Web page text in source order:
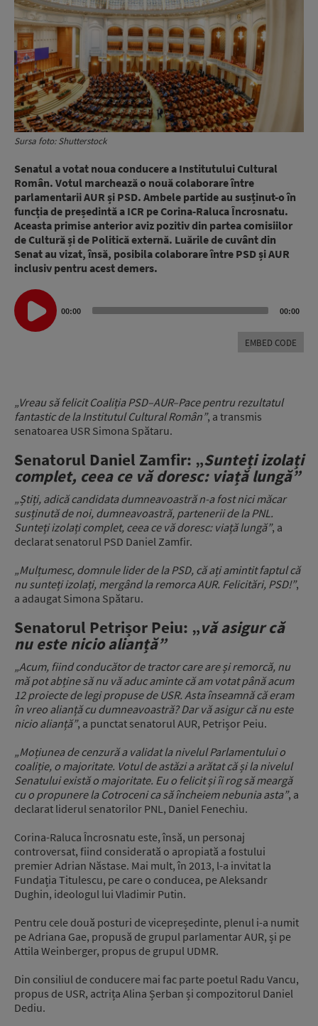
Sursa foto: Shutterstock
Senatul a votat noua conducere a Institutului Cultural
Român. Votul marchează o nouă colaborare între
parlamentarii AUR și PSD. Ambele partide au susținut-o în
funcția de președintă a ICR pe Corina-Raluca Încrosnatu.
Aceasta primise anterior aviz pozitiv din partea comisiilor
de Cultură și de Politică externă. Luările de cuvânt din
Senat au vizat, însă, posibila colaborare între PSD și AUR
inclusiv pentru acest demers.
Audio
Player
00:00 00:00
EMBED CODE
„Vreau să felicit Coaliția PSD–AUR–Pace pentru rezultatul
fantastic de la Institutul Cultural Român”, a transmis
senatoarea USR Simona Spătaru.
Senatorul Daniel Zamfir: „Sunteți izolați
complet, ceea ce vă doresc: viață lungă”
„Știți, adică candidata dumneavoastră n-a fost nici măcar
susținută de noi, dumneavoastră, partenerii de la PNL.
Sunteți izolați complet, ceea ce vă doresc: viață lungă”, a
declarat senatorul PSD Daniel Zamfir.
„Mulțumesc, domnule lider de la PSD, că ați amintit faptul că
nu sunteți izolați, mergând la remorca AUR. Felicitări, PSD!”,
a adaugat Simona Spătaru.
Senatorul Petrișor Peiu: „vă asigur că
nu este nicio alianță”
„Acum, fiind conducător de tractor care are și remorcă, nu
mă pot abține să nu vă aduc aminte că am votat până acum
12 proiecte de legi propuse de USR. Asta înseamnă că eram
în vreo alianță cu dumneavoastră? Dar vă asigur că nu este
nicio alianță”, a punctat senatorul AUR, Petrișor Peiu.
„Moțiunea de cenzură a validat la nivelul Parlamentului o
coaliție, o majoritate. Votul de astăzi a arătat că și la nivelul
Senatului există o majoritate. Eu o felicit și îi rog să meargă
cu o propunere la Cotroceni ca să încheiem nebunia asta”, a
declarat liderul senatorilor PNL, Daniel Fenechiu.
Corina-Raluca Încrosnatu este, însă, un personaj
controversat, fiind considerată o apropiată a fostului
premier Adrian Năstase. Mai mult, în 2013, l-a invitat la
Fundația Titulescu, pe care o conducea, pe Aleksandr
Dughin, ideologul lui Vladimir Putin.
Pentru cele două posturi de vicepreședinte, plenul i-a numit
pe Adriana Gae, propusă de grupul parlamentar AUR, și pe
Attila Weinberger, propus de grupul UDMR.
Din consiliul de conducere mai fac parte poetul Radu Vancu,
propus de USR, actrița Alina Șerban și compozitorul Daniel
Dediu.